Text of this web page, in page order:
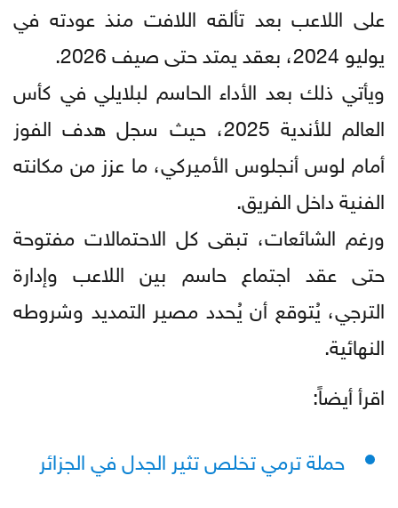
على اللاعب بعد تألقه اللافت منذ عودته في
يوليو 2024، بعقد يمتد حتى صيف 2026.
ويأتي ذلك بعد الأداء الحاسم لبلايلي في كأس
العالم للأندية 2025، حيث سجل هدف الفوز
أمام لوس أنجلوس الأميركي، ما عزز من مكانته
الفنية داخل الفريق.
ورغم الشائعات، تبقى كل الاحتمالات مفتوحة
حتى عقد اجتماع حاسم بين اللاعب وإدارة
الترجي، يُتوقع أن يُحدد مصير التمديد وشروطه
النهائية.
اقرأ أيضاً:
حملة ترمي تخلص تثير الجدل في الجزائر